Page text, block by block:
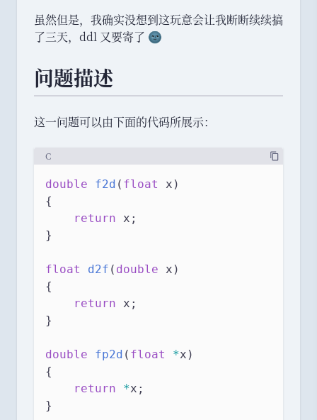
虽然但是， 我确实没想到这玩意会让我断断续续搞
了三天， ddl 又要寄了 🌚
问题描述
这一问题可以由下面的代码所展示：
C
double f2d ( float
x)
{
return x;
}
float d2f ( double x)
{
return x;
}
double fp2d ( float *x)
{
return
*x;
}